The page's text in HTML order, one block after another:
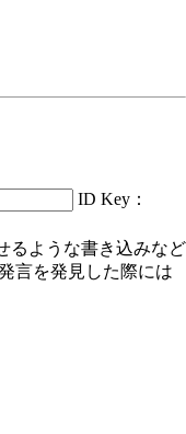
ID Key：
るような書き込みなど
言を発見した際には